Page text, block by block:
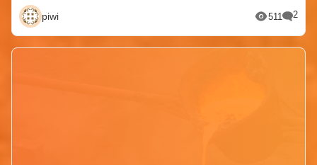
piwi 511 2